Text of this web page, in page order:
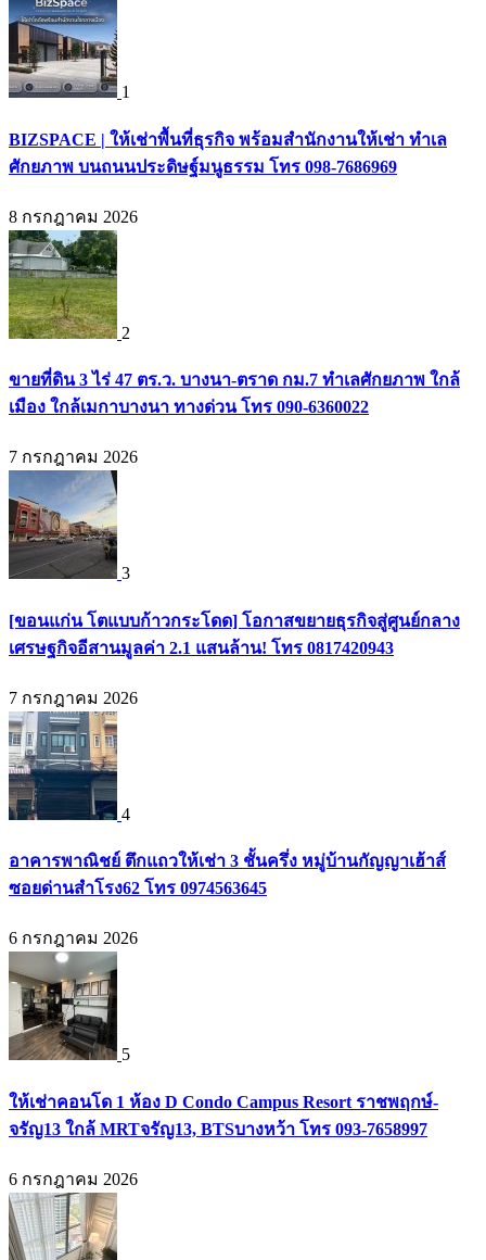
1
BIZSPACE | ให้เช่าพื้นที่ธุรกิจ พร้อมสำนักงานให้เช่า ทำเล
ศักยภาพ บนถนนประดิษฐ์มนูธรรม โทร 098-7686969
8 กรกฎาคม 2026
2
ขายที่ดิน 3 ไร่ 47 ตร.ว. บางนา-ตราด กม.7 ทำเลศักยภาพ ใกล้
เมือง ใกล้เมกาบางนา ทางด่วน โทร 090-6360022
7 กรกฎาคม 2026
3
[ขอนแก่น โตแบบก้าวกระโดด] โอกาสขยายธุรกิจสู่ศูนย์กลาง
เศรษฐกิจอีสานมูลค่า 2.1 แสนล้าน! โทร 0817420943
7 กรกฎาคม 2026
4
อาคารพาณิชย์ ตึกแถวให้เช่า 3 ชั้นครึ่ง หมู่บ้านกัญญาเฮ้าส์
ซอยด่านสำโรง62 โทร 0974563645
6 กรกฎาคม 2026
5
ให้เช่าคอนโด 1 ห้อง D Condo Campus Resort ราชพฤกษ์-
จรัญ13 ใกล้ MRTจรัญ13, BTSบางหว้า โทร 093-7658997
6 กรกฎาคม 2026